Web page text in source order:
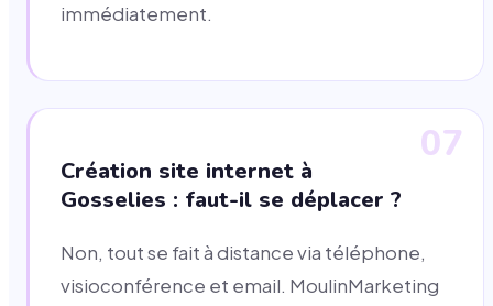
immédiatement.
07
Création site internet à
Gosselies : faut-il se déplacer ?
Non, tout se fait à distance via téléphone,
visioconférence et email. MoulinMarketing